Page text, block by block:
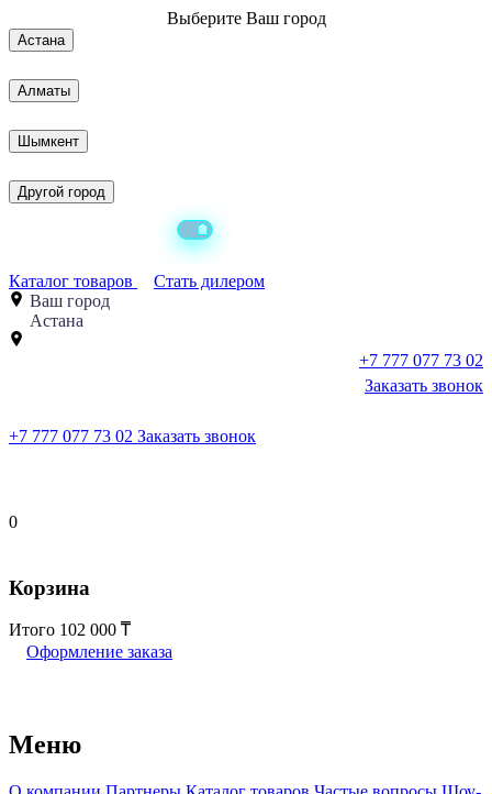
Выберите Ваш город
Астана
Алматы
Шымкент
Другой город
Каталог товаров
Стать дилером
Ваш город
Астана
+7 777 077 73 02
Заказать звонок
+7 777 077 73 02 Заказать звонок
0
Корзина
Итого 102 000
Оформление заказа
Меню